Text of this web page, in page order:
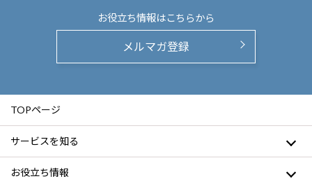
お役立ち情報はこちらから
メルマガ登録
TOPページ
サービスを知る
お役立ち情報